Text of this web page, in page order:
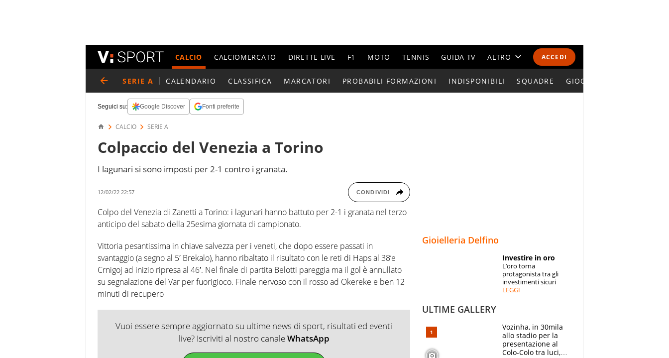
ACCEDI
CALCIO CALCIOMERCATO DIRETTE LIVE F1 MOTO TENNIS GUIDA TV ALTRO
CALENDARI E CLASSIFICHE
ESPERTI
SERIE A CALENDARIO CLASSIFICA MARCATORI PROBABILI FORMAZIONI INDISPONIBILI SQUADRE GIOCATORI SERIE A
Seguici su: Google Discover Fonti preferite
CALCIO SERIE A
Colpaccio del Venezia a Torino
I lagunari si sono imposti per 2-1 contro i granata.
12/02/22 22:57 CONDIVIDI
Colpo del Venezia di Zanetti a Torino: i lagunari hanno battuto per 2-1 i granata nel terzo
anticipo del sabato della 25esima giornata di campionato.
Vittoria pesantissima in chiave salvezza per i veneti, che dopo essere passati in
svantaggio (a segno al 5′ Brekalo), hanno ribaltato il risultato con le reti di Haps al 38’e
Crnigoj ad inizio ripresa al 46′. Nel finale di partita Belotti pareggia ma il gol è annullato
su segnalazione del Var per fuorigioco. Finale nervoso con il rosso ad Okereke e ben 12
minuti di recupero
Vuoi essere sempre aggiornato su ultime news di sport, risultati ed eventi
live? Iscriviti al nostro canaleWhatsApp
Gioielleria Delfino
Investire in oro
L’oro torna
protagonista tra gli
investimenti sicuri
LEGGI
ULTIME GALLERY
Vozinha, in 30mila
allo stadio per la
presentazione al
Colo-Colo tra luci,